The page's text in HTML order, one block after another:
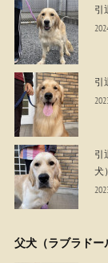
引
引
犬
父犬（ラブラドー